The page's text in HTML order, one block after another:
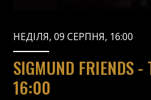
НЕДІЛЯ, 09 СЕРПНЯ, 16:00
SIGMUND FRIENDS -
16:00